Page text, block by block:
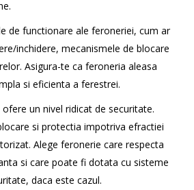
de functionare ale feroneriei, cum ar
inchidere, mecanismele de blocare
Asigura-te ca feroneria aleasa
si eficienta a ferestrei.
un nivel ridicat de securitate.
si protectia impotriva efractiei
Alege feronerie care respecta
si care poate fi dotata cu sisteme
daca este cazul.